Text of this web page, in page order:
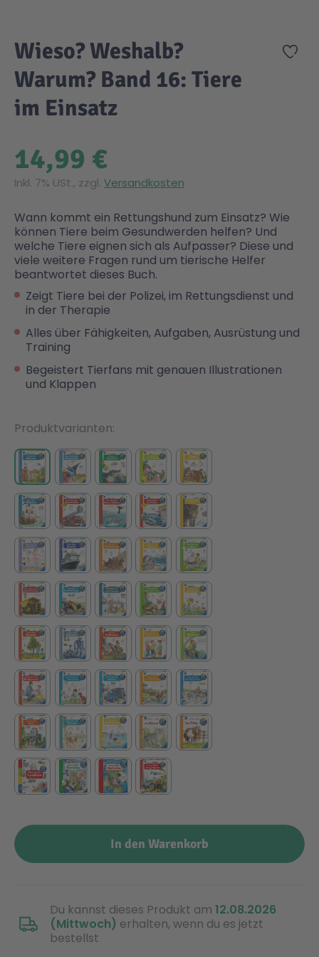
Sicherheit
Krimi / Thriller
Sachbücher / Wissen
Zeit & Reise
Kuscheltiere
Puzzle & Legespiele
Holzspielwaren
Elektronische Spielwaren
Kreativ
Malen & Zeichnen
DC Comics™ Super Heroes
DUPLO®
Friends
Jurassic World™
Harry Potter™
Marvel™ Super Heroes
Minifiguren
NINJAGO®
Speed Champions
Star Wars™
Super Mario
Technic
Aktion
Seltene Artikel
Country
Family Fun
Figures
Fun Stars
Heroes
Knights
Sports Action
VW
Wiltopia
Aktion
Cars
Spiel-Ei
Zur
Wieso? Weshalb?
Warum? Band 16: Tiere
im Einsatz
14,99 €
Inkl. 7% USt., zzgl. Versandkosten
Wann kommt ein Rettungshund zum Einsatz? Wie
können Tiere beim Gesundwerden helfen? Und
welche Tiere eignen sich als Aufpasser? Diese und
viele weitere Fragen rund um tierische Helfer
beantwortet dieses Buch.
Zeigt Tiere bei der Polizei, im Rettungsdienst und
in der Therapie
Alles über Fähigkeiten, Aufgaben, Ausrüstung und
Training
Begeistert Tierfans mit genauen Illustrationen
und Klappen
In den Warenkorb
Du kannst dieses Produkt am 12.08.2026
(Mittwoch) erhalten, wenn du es jetzt
bestellst
Produktvarianten